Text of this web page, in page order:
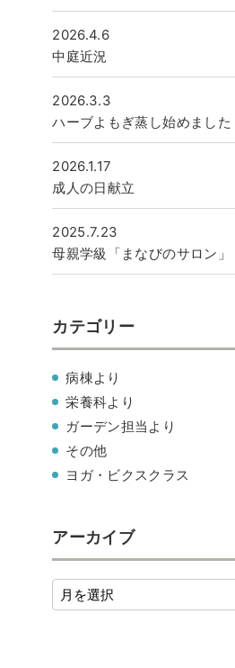
中庭近況
2026.4.6
ハーブよもぎ蒸し始めました
2026.3.3
成人の日献立
2026.1.17
母親学級「まなびのサロン」
2025.7.23
カテゴリー
病棟より
栄養科より
ガーデン担当より
その他
ヨガ・ビクスクラス
アーカイブ